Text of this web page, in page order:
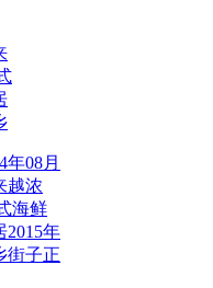
08月
越浓
海鲜
2015年
街子正